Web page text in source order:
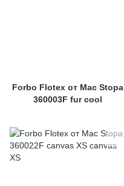
Forbo Flotex от Mac Stopa
360003F fur cool